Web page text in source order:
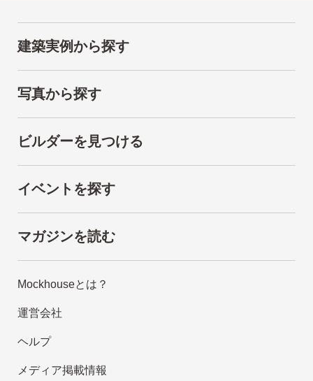
建築実例から探す
写真から探す
ビルダーを見つける
イベントを探す
マガジンを読む
Mockhouseとは？
運営会社
ヘルプ
メディア掲載情報